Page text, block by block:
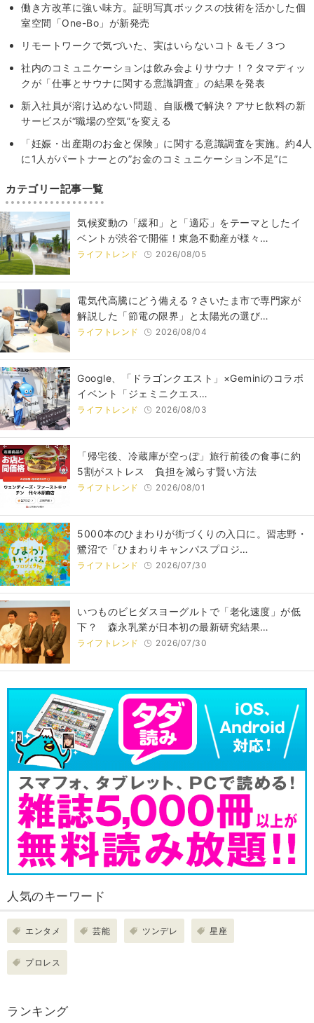
働き方改革に強い味方。証明写真ボックスの技術を活かした個
室空間「One-Bo」が新発売
リモートワークで気づいた、実はいらないコト＆モノ３つ
社内のコミュニケーションは飲み会よりサウナ！？タマディッ
クが「仕事とサウナに関する意識調査」の結果を発表
新入社員が溶け込めない問題、自販機で解決？アサヒ飲料の新
サービスが“職場の空気”を変える
「妊娠・出産期のお⾦と保険」に関する意識調査を実施。約4⼈
に1⼈がパートナーとの”お⾦のコミュニケーション不⾜”に
カテゴリー記事一覧
気候変動の「緩和」と「適応」をテーマとしたイ
ベントが渋谷で開催！東急不動産が様々…
ライフトレンド 2026/08/05
電気代高騰にどう備える？さいたま市で専門家が
解説した「節電の限界」と太陽光の選び…
ライフトレンド 2026/08/04
Google、「ドラゴンクエスト」×Geminiのコラボ
イベント「ジェミニクエス…
ライフトレンド 2026/08/03
「帰宅後、冷蔵庫が空っぽ」旅行前後の食事に約
5割がストレス 負担を減らす賢い方法
ライフトレンド 2026/08/01
5000本のひまわりが街づくりの入口に。習志野・
鷺沼で「ひまわりキャンパスプロジ…
ライフトレンド 2026/07/30
いつものビヒダスヨーグルトで「老化速度」が低
下？ 森永乳業が日本初の最新研究結果…
ライフトレンド 2026/07/30
人気のキーワード
エンタメ 芸能 ツンデレ 星座
プロレス
ランキング